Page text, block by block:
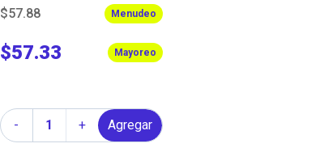
$57.88 Menudeo
$57.33 Mayoreo
-
Cantidad + Agregar